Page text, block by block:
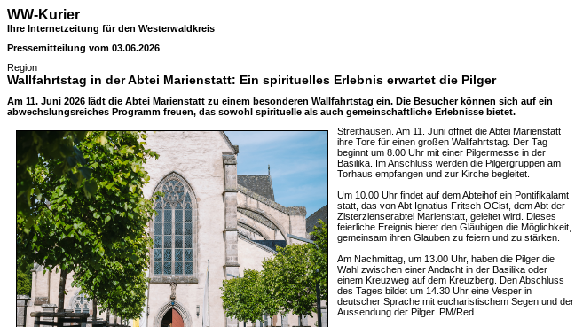
WW-Kurier
Ihre Internetzeitung für den Westerwaldkreis
Pressemitteilung vom 03.06.2026
Region
Wallfahrtstag in der Abtei Marienstatt: Ein spirituelles Erlebnis erwartet die Pilger
Am 11. Juni 2026 lädt die Abtei Marienstatt zu einem besonderen Wallfahrtstag ein. Die Besucher können sich auf ein
abwechslungsreiches Programm freuen, das sowohl spirituelle als auch gemeinschaftliche Erlebnisse bietet.
Streithausen. Am 11. Juni öffnet die Abtei Marienstatt
ihre Tore für einen großen Wallfahrtstag. Der Tag
beginnt um 8.00 Uhr mit einer Pilgermesse in der
Basilika. Im Anschluss werden die Pilgergruppen am
Torhaus empfangen und zur Kirche begleitet.
Um 10.00 Uhr findet auf dem Abteihof ein Pontifikalamt
statt, das von Abt Ignatius Fritsch OCist, dem Abt der
Zisterzienserabtei Marienstatt, geleitet wird. Dieses
feierliche Ereignis bietet den Gläubigen die Möglichkeit,
gemeinsam ihren Glauben zu feiern und zu stärken.
Am Nachmittag, um 13.00 Uhr, haben die Pilger die
Wahl zwischen einer Andacht in der Basilika oder
einem Kreuzweg auf dem Kreuzberg. Den Abschluss
des Tages bildet um 14.30 Uhr eine Vesper in
deutscher Sprache mit eucharistischem Segen und der
Aussendung der Pilger. PM/Red